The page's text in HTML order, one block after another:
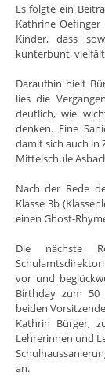
Es folgte ein
Kathrine
Kinder, dass
kunterbunt,
Daraufhin hielt
lies die
deutlich, wie
denken. Eine
damit sich auch in
Mittelschule
Nach der Rede
Klasse 3b
einen Ghost-
Die nächste
vor und
Birthday zum 50
beiden
Kathrin Bürger,
Lehrerinnen und
an.